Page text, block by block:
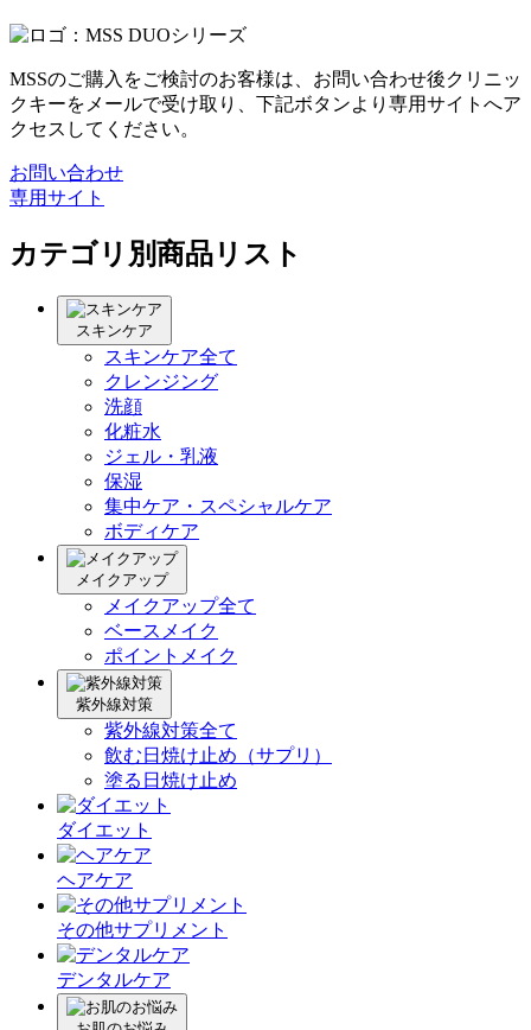
MSSのご購入をご検討のお客様は、お問い合わせ後クリニッ
クキーをメールで受け取り、下記ボタンより専用サイトへア
クセスしてください。
お問い合わせ
専用サイト
カテゴリ別商品リスト
スキンケア
スキンケア全て
クレンジング
洗顔
化粧水
ジェル・乳液
保湿
集中ケア・スペシャルケア
ボディケア
メイクアップ
メイクアップ全て
ベースメイク
ポイントメイク
紫外線対策
紫外線対策全て
飲む日焼け止め（サプリ）
塗る日焼け止め
ダイエット
ヘアケア
その他サプリメント
デンタルケア